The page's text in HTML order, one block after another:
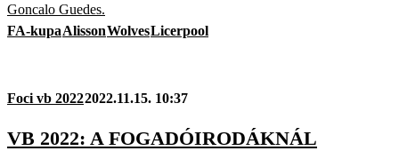
Goncalo Guedes.
FA-kupaAlissonWolvesLicerpool
Foci vb 20222022.11.15. 10:37
VB 2022: A FOGADÓIRODÁKNÁL